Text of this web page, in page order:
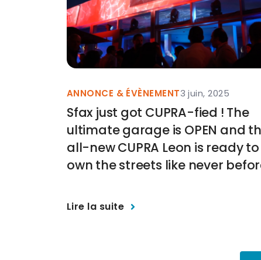
ANNONCE & ÉVÈNEMENT3 juin, 2025
Sfax just got CUPRA-fied ! The
ultimate garage is OPEN and
all-new CUPRA Leon is ready to
own the streets like never
Lire la suite